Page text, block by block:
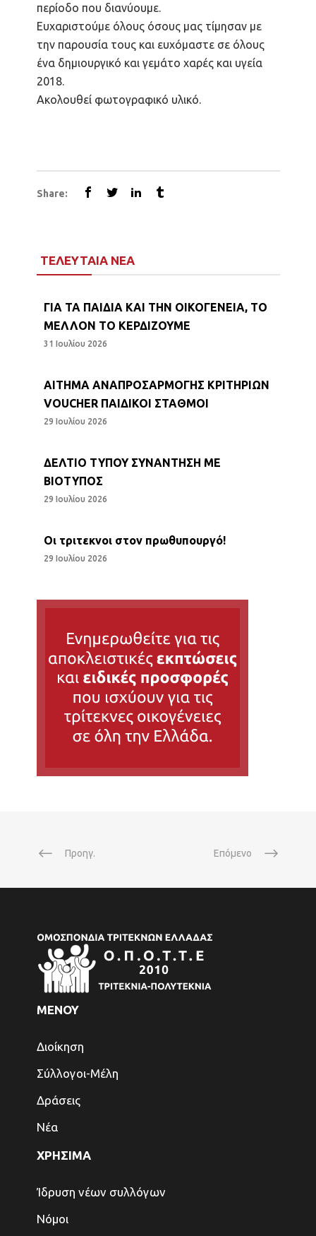
περίοδο που διανύουμε.
Ευχαριστούμε όλους όσους μας τίμησαν με
την παρουσία τους και ευχόμαστε σε όλους
ένα δημιουργικό και γεμάτο χαρές και υγεία
2018.
Ακολουθεί φωτογραφικό υλικό.
Share:
ΤΕΛΕΥΤΑΙΑ ΝΕΑ
ΓΙΑ ΤΑ ΠΑΙΔΙΑ ΚΑΙ ΤΗΝ ΟΙΚΟΓΕΝΕΙΑ, ΤΟ
ΜΕΛΛΟΝ ΤΟ ΚΕΡΔΙΖΟΥΜΕ
31 Ιουλίου 2026
ΑΙΤΗΜΑ ΑΝΑΠΡΟΣΑΡΜΟΓΗΣ ΚΡΙΤΗΡΙΩΝ
VOUCHER ΠΑΙΔΙΚΟΙ ΣΤΑΘΜΟΙ
29 Ιουλίου 2026
ΔΕΛΤΙΟ ΤΥΠΟΥ ΣΥΝΑΝΤΗΣΗ ΜΕ
ΒΙΟΤΥΠΟΣ
29 Ιουλίου 2026
Οι τριτεκνοι στον πρωθυπουργό!
29 Ιουλίου 2026
Προηγ. Επόμενο
ΜΕΝΟΥ
Διοίκηση
Σύλλογοι-Μέλη
Δράσεις
Νέα
ΧΡΗΣΙΜΑ
Ίδρυση νέων συλλόγων
Νόμοι